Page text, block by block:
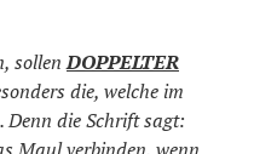
sollenDOPPELTER
die, welche im
Denn die Schrift sagt: